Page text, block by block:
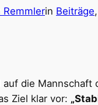
Remmlerin Beiträge,
die
Ziel klar vor: